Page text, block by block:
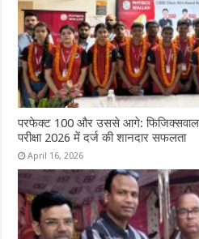
परफेक्ट 100 और उससे आगे: फिजिक्सवाला
परीक्षा 2026 में दर्ज की शानदार सफलता
April 16, 2026